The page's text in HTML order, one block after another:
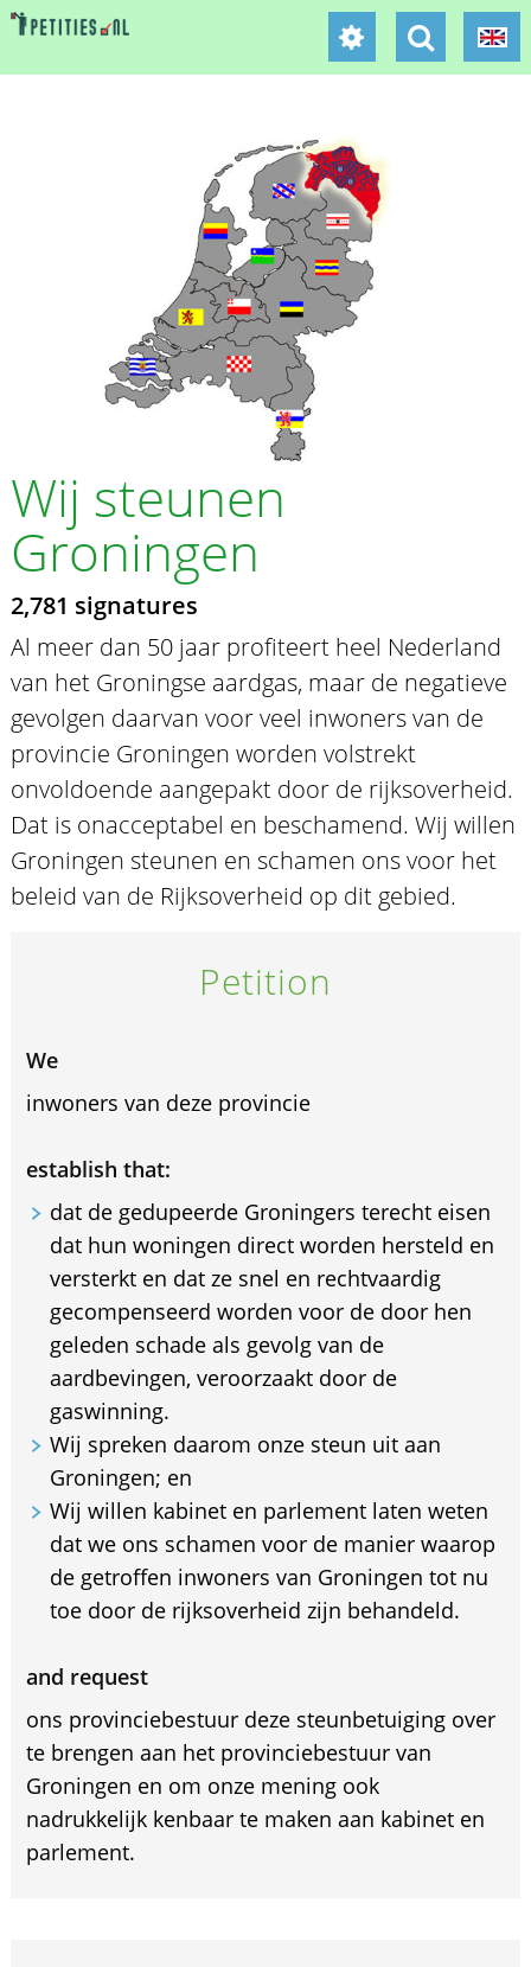
Wij steunen
Groningen
2,781 signatures
Al meer dan 50 jaar profiteert heel Nederland
van het Groningse aardgas, maar de negatieve
gevolgen daarvan voor veel inwoners van de
provincie Groningen worden volstrekt
onvoldoende aangepakt door de rijksoverheid.
Dat is onacceptabel en beschamend. Wij willen
Groningen steunen en schamen ons voor het
beleid van de Rijksoverheid op dit gebied.
Petition
We
inwoners van deze provincie
establish that:
dat de gedupeerde Groningers terecht eisen
dat hun woningen direct worden hersteld en
versterkt en dat ze snel en rechtvaardig
gecompenseerd worden voor de door hen
geleden schade als gevolg van de
aardbevingen, veroorzaakt door de
gaswinning.
Wij spreken daarom onze steun uit aan
Groningen; en
Wij willen kabinet en parlement laten weten
dat we ons schamen voor de manier waarop
de getroffen inwoners van Groningen tot nu
toe door de rijksoverheid zijn behandeld.
and request
ons provinciebestuur deze steunbetuiging over
te brengen aan het provinciebestuur van
Groningen en om onze mening ook
nadrukkelijk kenbaar te maken aan kabinet en
parlement.